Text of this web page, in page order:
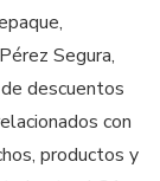
Segura,
descuentos
con
productos y